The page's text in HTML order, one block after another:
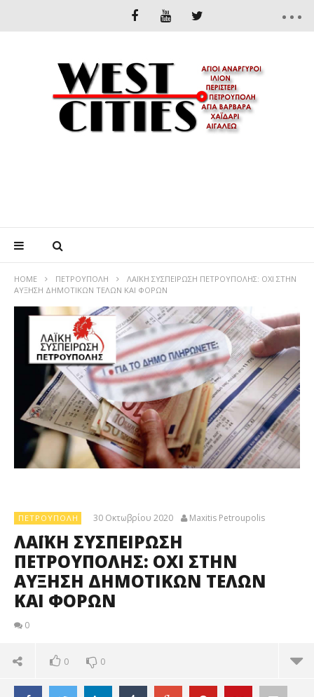
HOME ΠΕΤΡΟΎΠΟΛΗ
ΛΑΪΚΗ ΣΥΣΠΕΙΡΩΣΗ ΠΕΤΡΟΥΠΟΛΗΣ: ΟΧΙ ΣΤΗΝ
ΑΥΞΗΣΗ ΔΗΜΟΤΙΚΩΝ ΤΕΛΩΝ ΚΑΙ ΦΟΡΩΝ
ΠΕΤΡΟΎΠΟΛΗ 30 Οκτωβρίου 2020 Maxitis Petroupolis
ΛΑΪΚΗ ΣΥΣΠΕΙΡΩΣΗ
ΠΕΤΡΟΥΠΟΛΗΣ: ΟΧΙ ΣΤΗΝ
ΑΥΞΗΣΗ ΔΗΜΟΤΙΚΩΝ ΤΕΛΩΝ
ΚΑΙ ΦΟΡΩΝ
0
0 0